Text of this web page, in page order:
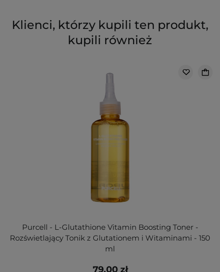
Klienci, którzy kupili ten produkt,
kupili również
Purcell - L-Glutathione Vitamin Boosting Toner -
Rozświetlający Tonik z Glutationem i Witaminami - 150
ml
79,00 zł